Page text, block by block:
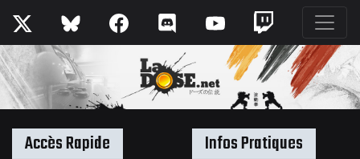
Accès Rapide Infos Pratiques